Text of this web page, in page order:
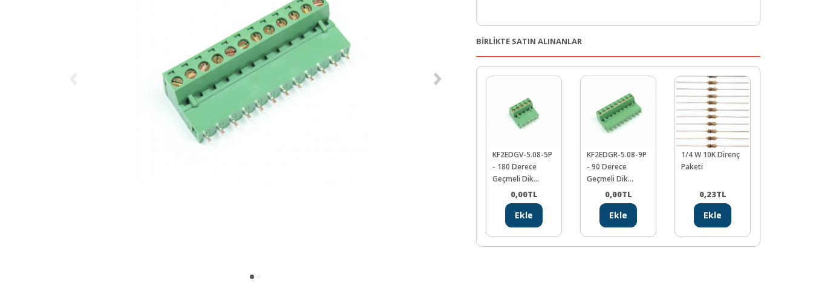
BİRLİKTE SATIN ALINANLAR
KF2EDGV-5.08-5P
- 180 Derece
Geçmeli Dik
Klemens
0,00TL
Ekle
KF2EDGR-5.08-9P
- 90 Derece
Geçmeli Dik
Klemens
0,00TL
Ekle
1/4 W 10K Direnç
Paketi
0,23TL
Ekle